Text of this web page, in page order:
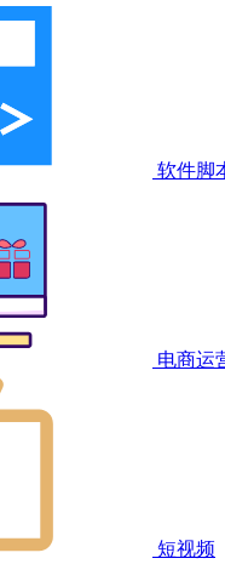
软件脚
电商运
短视频